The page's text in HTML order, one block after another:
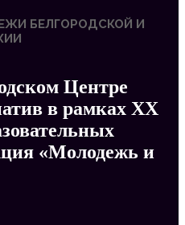
БЕЛГОРОДСКОЙ И
Центре
в рамках ХХ
«Молодежь и